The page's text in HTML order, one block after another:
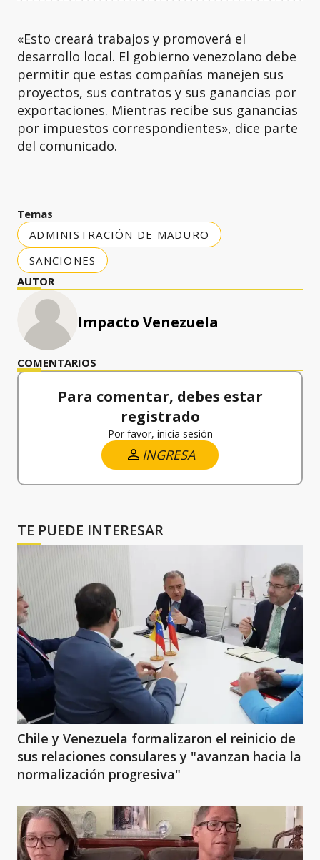
«Esto creará trabajos y promoverá el
desarrollo local. El gobierno venezolano debe
permitir que estas compañías manejen sus
proyectos, sus contratos y sus ganancias por
exportaciones. Mientras recibe sus ganancias
por impuestos correspondientes», dice parte
del comunicado.
Temas
ADMINISTRACIÓN DE MADURO
SANCIONES
AUTOR
Impacto Venezuela
COMENTARIOS
Para comentar, debes estar
registrado
Por favor, inicia sesión
INGRESA
TE PUEDE INTERESAR
Chile y Venezuela formalizaron el reinicio de
sus relaciones consulares y "avanzan hacia la
normalización progresiva"